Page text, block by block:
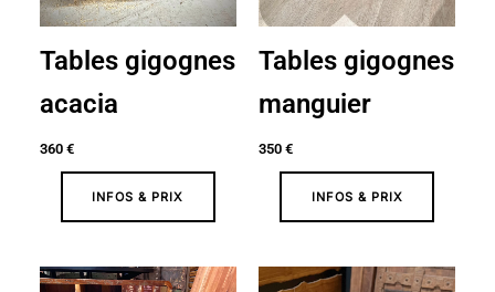
Tables gigognes
acacia
360 €
INFOS & PRIX
Tables gigognes
manguier
350 €
INFOS & PRIX